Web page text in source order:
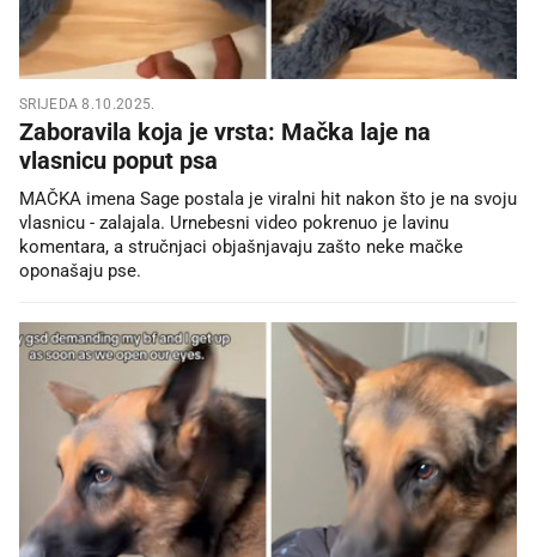
SRIJEDA 8.10.2025.
Zaboravila koja je vrsta: Mačka laje na
vlasnicu poput psa
MAČKA imena Sage postala je viralni hit nakon što je na svoju
vlasnicu - zalajala. Urnebesni video pokrenuo je lavinu
komentara, a stručnjaci objašnjavaju zašto neke mačke
oponašaju pse.